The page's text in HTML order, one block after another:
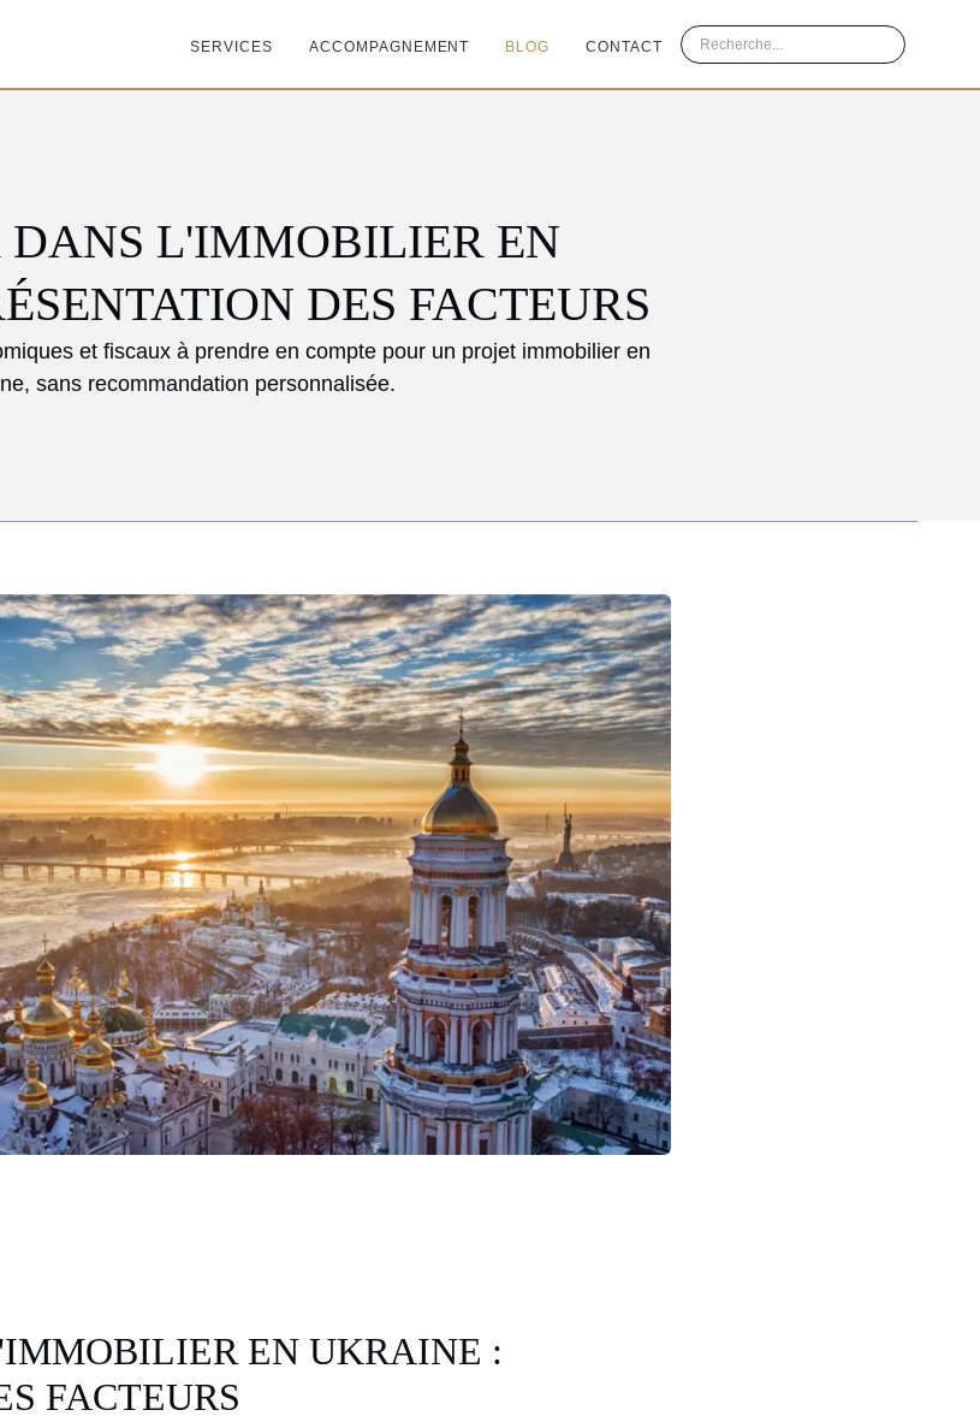
SERVICES ACCOMPAGNEMENT BLOG CONTACT
DANS L'IMMOBILIER EN
DES FACTEURS
et fiscaux à prendre en compte pour un projet immobilier en
sans recommandation personnalisée.
EN UKRAINE :
FACTEURS